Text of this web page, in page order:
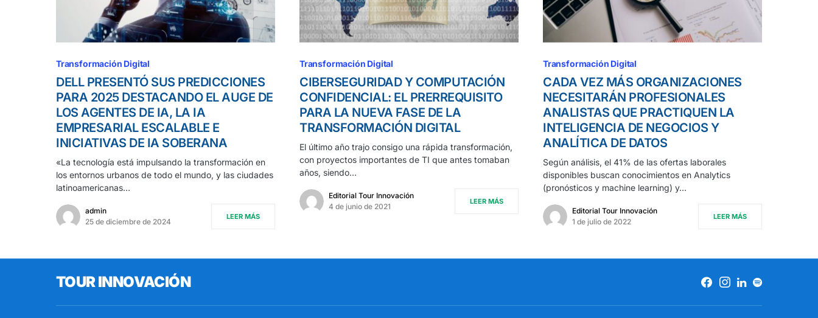
Transformación Digital
DELL PRESENTÓ SUS PREDICCIONES
PARA 2025 DESTACANDO EL AUGE DE
LOS AGENTES DE IA, LA IA
EMPRESARIAL ESCALABLE E
INICIATIVAS DE IA SOBERANA
«La tecnología está impulsando la transformación en
los entornos urbanos de todo el mundo, y las ciudades
latinoamericanas…
admin
25 de diciembre de 2024
LEER MÁS
Transformación Digital
CIBERSEGURIDAD Y COMPUTACIÓN
CONFIDENCIAL: EL PRERREQUISITO
PARA LA NUEVA FASE DE LA
TRANSFORMACIÓN DIGITAL
El último año trajo consigo una rápida transformación,
con proyectos importantes de TI que antes tomaban
años, siendo…
Editorial Tour Innovación
4 de junio de 2021
LEER MÁS
Transformación Digital
CADA VEZ MÁS ORGANIZACIONES
NECESITARÁN PROFESIONALES
ANALISTAS QUE PRACTIQUEN LA
INTELIGENCIA DE NEGOCIOS Y
ANALÍTICA DE DATOS
Según análisis, el 41% de las ofertas laborales
disponibles buscan conocimientos en Analytics
(pronósticos y machine learning) y…
Editorial Tour Innovación
1 de julio de 2022
LEER MÁS
TOUR INNOVACIÓN